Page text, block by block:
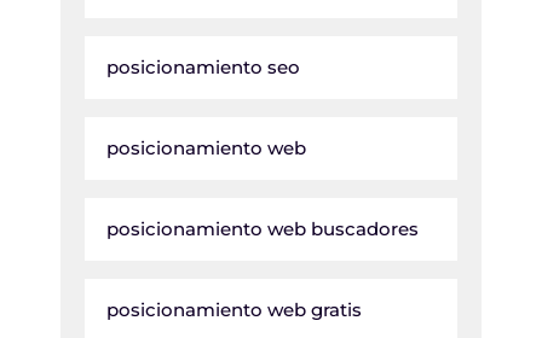
posicionamiento seo
posicionamiento web
posicionamiento web buscadores
posicionamiento web gratis